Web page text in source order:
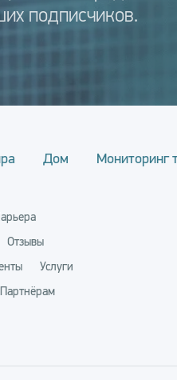
подписчиков.
Дом Мониторинг
Отзывы
Услуги
Партнёрам